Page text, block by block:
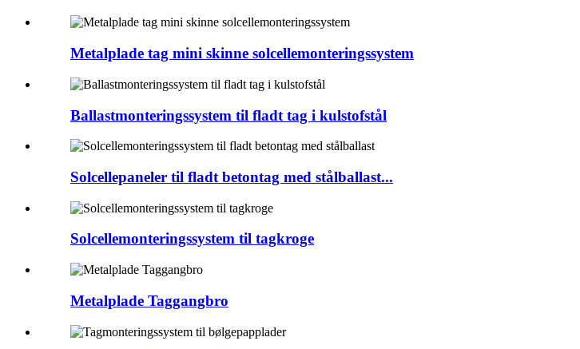
Metalplade tag mini skinne solcellemonteringssystem
Ballastmonteringssystem til fladt tag i kulstofstål
Solcellepaneler til fladt betontag med stålballast...
Solcellemonteringssystem til tagkroge
Metalplade Taggangbro